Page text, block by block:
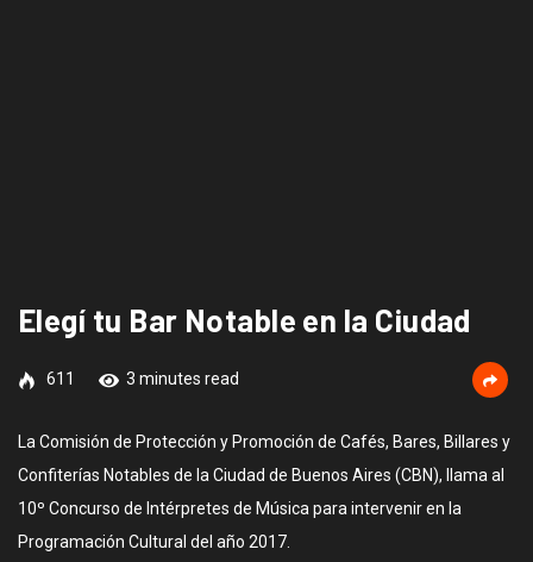
Elegí tu Bar Notable en la Ciudad
611 3 minutes read
La Comisión de Protección y Promoción de Cafés, Bares, Billares y
Confiterías Notables de la Ciudad de Buenos Aires (CBN), llama al
10º Concurso de Intérpretes de Música para intervenir en la
Programación Cultural del año 2017.